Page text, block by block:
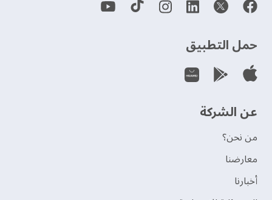
حمل التطبيق
عن الشركة
من نحن؟
‫معارضنا‬
‫أخبارنا‬